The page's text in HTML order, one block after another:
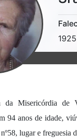
da Misericórdia de
94 anos de idade,
lugar e freguesia